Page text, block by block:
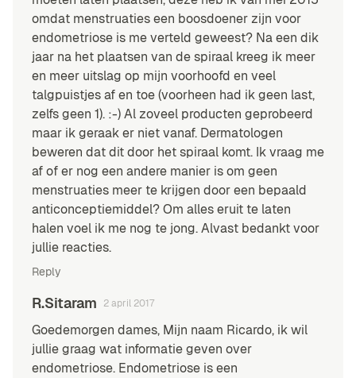
omdat menstruaties een boosdoener zijn voor
endometriose is me verteld geweest? Na een dik
jaar na het plaatsen van de spiraal kreeg ik meer
en meer uitslag op mijn voorhoofd en veel
talgpuistjes af en toe (voorheen had ik geen last,
zelfs geen 1). :-) Al zoveel producten geprobeerd
maar ik geraak er niet vanaf. Dermatologen
beweren dat dit door het spiraal komt. Ik vraag me
af of er nog een andere manier is om geen
menstruaties meer te krijgen door een bepaald
anticonceptiemiddel? Om alles eruit te laten
halen voel ik me nog te jong. Alvast bedankt voor
jullie reacties.
Reply
R.Sitaram 2 april 2017
Goedemorgen dames, Mijn naam Ricardo, ik wil
jullie graag wat informatie geven over
endometriose. Endometriose is een